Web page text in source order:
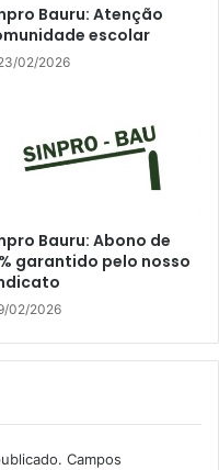
Bauru: Atenção
escolar
02/2026
Bauru: Abono de
garantido pelo nosso
02/2026
Campos